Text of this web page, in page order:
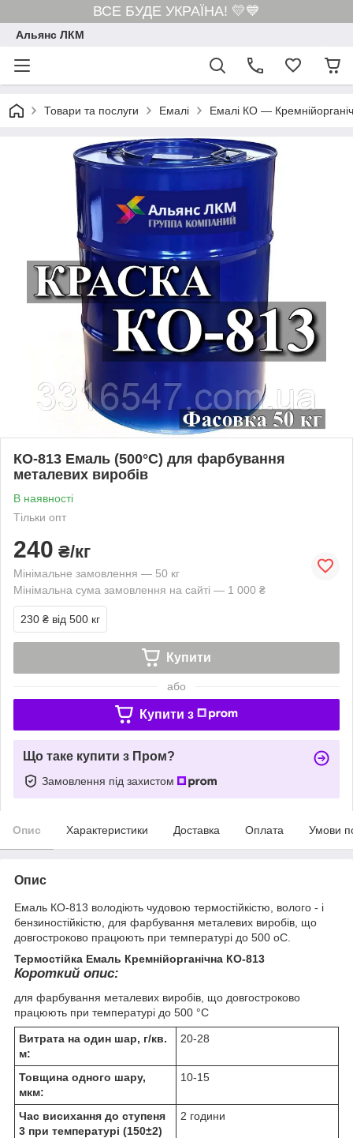
ВСЕ БУДЕ УКРАЇНА! 💛💙
Альянс ЛКМ
Товари та послуги Емалі Емалі КО —
КО-813 Емаль (500°С) для фарбування
металевих виробів
В наявності
Тільки опт
240 ₴/кг
Мінімальне замовлення — 50 кг
Мінімальна сума замовлення на сайті — 1 000 ₴
230 ₴ від 500 кг
Купити
або
Купити з
Що таке купити з Пром?
Замовлення під захистом
Опис Характеристики Доставка Оплата Умови
Опис
Емаль КО-813 володіють чудовою термостійкістю, волого - і
бензиностійкістю, для фарбування металевих виробів, що
довгостроково працюють при температурі до 500 оС.
Термостійка Емаль Кремнійорганічна КО-813
Короткий опис:
для фарбування металевих виробів, що довгостроково
працюють при температурі до 500 °С
Витрата на один шар, г/кв.
м:
20-28
Товщина одного шару,
мкм:
10-15
Час висихання до ступеня
3 при температурі (150±2)
2 години